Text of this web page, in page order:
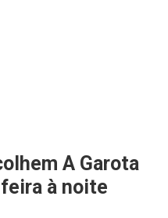
A Garota
à noite